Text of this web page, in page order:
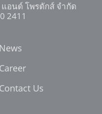
อนด์ โพรดักส์ จำกัด
2411
News
Career
Contact Us